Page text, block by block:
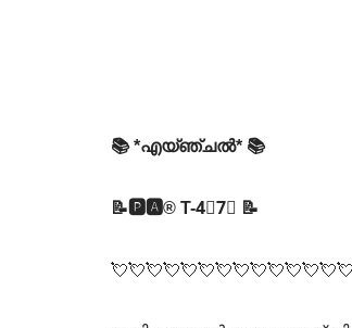
📚 *എയ്ഞ്ചൽ* 📚
📝🅿🅰® T-4⃣7⃣ 📝